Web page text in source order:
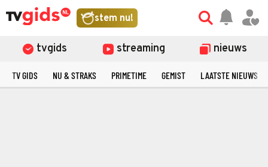
stem nu!
tvgids streaming nieuws
TV GIDS NU & STRAKS PRIMETIME GEMIST LAATSTE NIEUWS